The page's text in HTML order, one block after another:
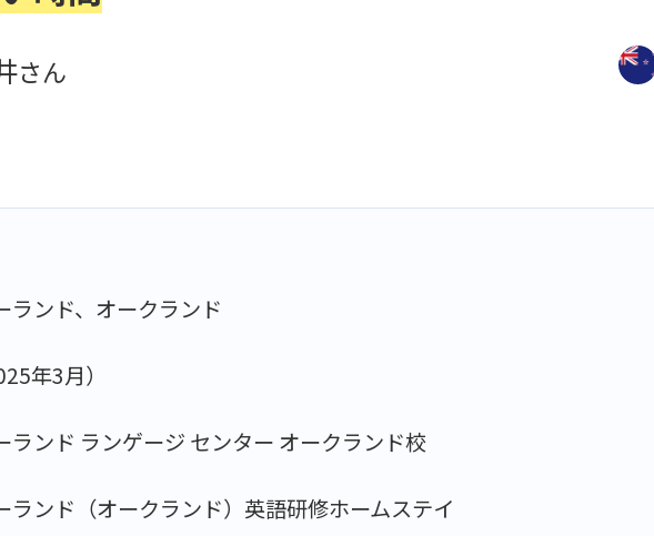
さん
ランド、オークランド
年3月）
ランド ランゲージ センター オークランド校
ランド（オークランド）英語研修ホームステイ